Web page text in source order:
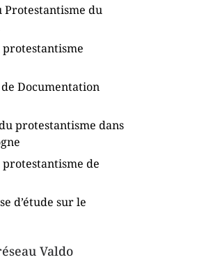
Protestantisme du
protestantisme
Documentation
protestantisme dans
protestantisme de
d’étude sur le
Valdo